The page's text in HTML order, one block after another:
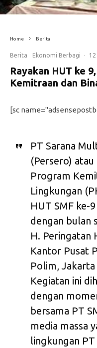
Home Berita
Berita Ekonomi Berbagi ·
Rayakan HUT ke
Kemitraan dan
[sc
PT Sarana
(Persero) atau
Program
Lingkungan
HUT SMF ke-
dengan bulan
H. Peringatan
Kantor Pusat
Polim,
Kegiatan ini
dengan
bersama PT
media massa
lingkungan PT